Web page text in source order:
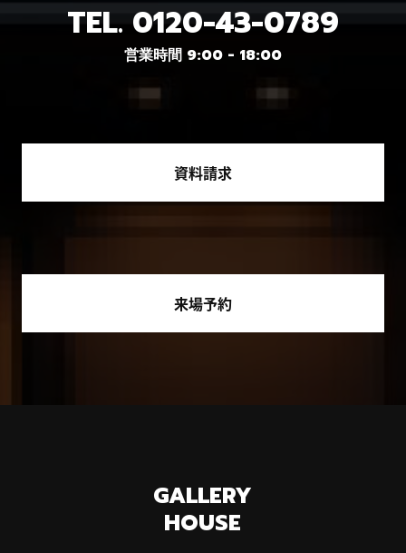
TEL. 0120-43-0789
営業時間 9:00 - 18:00
資料請求
来場予約
GALLERY
HOUSE